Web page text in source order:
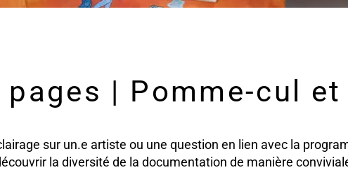
pages | Pomme-cul
sur un.e artiste ou une question en lien avec la
la diversité de la documentation de manière